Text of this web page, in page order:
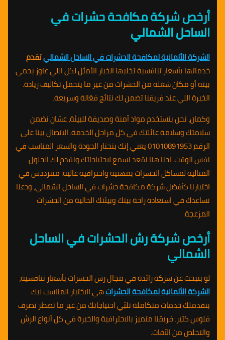
أرخص شركة مكافحة حشرات في
الساحل الشمالي
الشركة الألمانية لمكافحة الحشرات في الساحل الشماليتقدم
خدماتها بأسعار تنافسية تخليها الخيار الأمثل لكل اللي عاوز يحمي
بيته أو مكان شغله من الحشرات من غير ما يتحمل تكاليف زيادة.
الخبرة اللي عند فريقنا تضمن لك نتائج فعّالة وسريعة.
وكمان، نحن بنستخدم مواد آمنة وصديقة للبيئة، عشان نضمن
سلامتك وسلامة عائلتك في كل مراحل الخدمة. الاتصال بينا على
الرقم 01010891953 يعني إنك بتختار الجودة والسعر المناسب في
نفس الوقت. احنا هنا نقعد نسمع لاحتياجاتك ونقدم لك الحلول
المثالية لمشاكل الحشرات بمهنية واحترافية عالية. متترددش في
اختيارنا كأفضل شركة مكافحة حشرات في الساحل الشمالي، ودعنا
نساعدك في استعادة راحة بيتك وبيئتك الخالية من الحشرات
المزعجة.
أرخص شركة رش الحشرات في الساحل
الشمالي
لو بتبحث عن شركة رائدة في مجال رش الحشرات بأسعار تنافسية،
الشركة الألمانية لمكافحة الحشراتهي الاختيار المناسب ليك.
بنقدملك خدمات متكاملة تلبّي احتياجاتك من غير ما تضطر تصرف
فلوس كتير. فريقنا متميز بالاحترافية والخبرة في كل أنواع الرش
والتخلص من الآفات.